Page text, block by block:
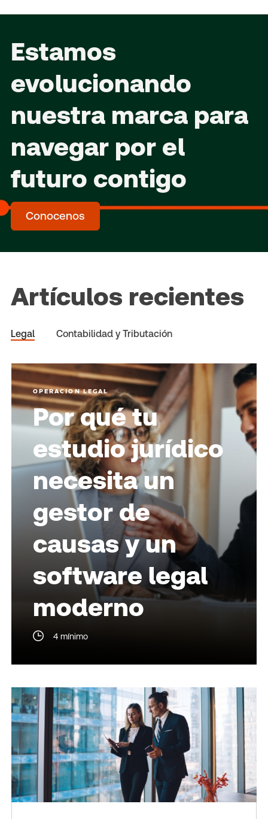
Estamos
evolucionando
nuestra marca para
navegar por el
futuro contigo
Conocenos
Artículos recientes
Legal Contabilidad y Tributación
OPERACION LEGAL
Por qué tu
estudio jurídico
necesita un
gestor de
causas y un
software legal
moderno
4 mínimo